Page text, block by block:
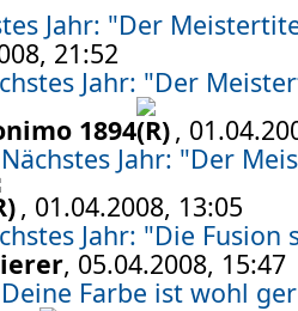
Jahr: "Der
21:52
Jahr: "Der
1894
,
Nächstes Jahr: "Der
, 01.04.2008, 13:05
Jahr: "Die
, 05.04.2008, 15:47
Deine Farbe ist wohl